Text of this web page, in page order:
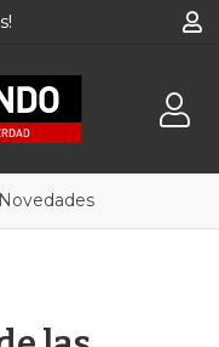
Novedades